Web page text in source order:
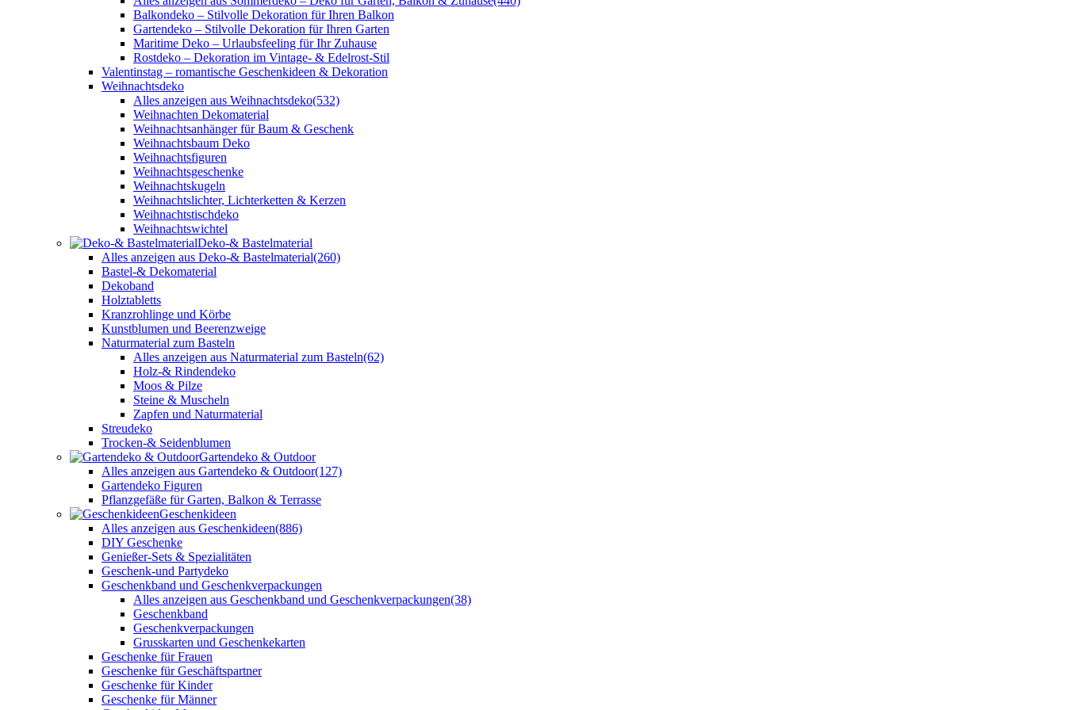
Balkondeko – Stilvolle Dekoration für Ihren Balkon
Gartendeko – Stilvolle Dekoration für Ihren Garten
Maritime Deko – Urlaubsfeeling für Ihr Zuhause
Rostdeko – Dekoration im Vintage- & Edelrost-Stil
Valentinstag – romantische Geschenkideen & Dekoration
Weihnachtsdeko
Alles anzeigen aus Weihnachtsdeko(532)
Weihnachten Dekomaterial
Weihnachtsanhänger für Baum & Geschenk
Weihnachtsbaum Deko
Weihnachtsfiguren
Weihnachtsgeschenke
Weihnachtskugeln
Weihnachtslichter, Lichterketten & Kerzen
Weihnachtstischdeko
Weihnachtswichtel
Deko-& Bastelmaterial
Alles anzeigen aus Deko-& Bastelmaterial(260)
Bastel-& Dekomaterial
Dekoband
Holztabletts
Kranzrohlinge und Körbe
Kunstblumen und Beerenzweige
Naturmaterial zum Basteln
Alles anzeigen aus Naturmaterial zum Basteln(62)
Holz-& Rindendeko
Moos & Pilze
Steine & Muscheln
Zapfen und Naturmaterial
Streudeko
Trocken-& Seidenblumen
Gartendeko & Outdoor
Alles anzeigen aus Gartendeko & Outdoor(127)
Gartendeko Figuren
Pflanzgefäße für Garten, Balkon & Terrasse
Geschenkideen
Alles anzeigen aus Geschenkideen(886)
DIY Geschenke
Genießer-Sets & Spezialitäten
Geschenk-und Partydeko
Geschenkband und Geschenkverpackungen
Alles anzeigen aus Geschenkband und Geschenkverpackungen(38)
Geschenkband
Geschenkverpackungen
Grusskarten und Geschenkekarten
Geschenke für Frauen
Geschenke für Geschäftspartner
Geschenke für Kinder
Geschenke für Männer